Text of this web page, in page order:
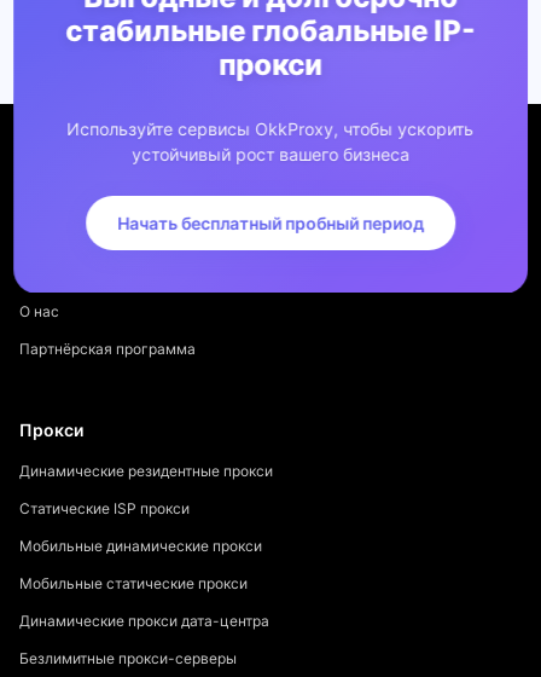
стабильные глобальные IP-
прокси
Используйте сервисы OkkProxy, чтобы ускорить
устойчивый рост вашего бизнеса
Начать бесплатный пробный период
О нас
Партнёрская программа
Прокси
Динамические резидентные прокси
Статические ISP прокси
Мобильные динамические прокси
Мобильные статические прокси
Динамические прокси дата-центра
Безлимитные прокси-серверы